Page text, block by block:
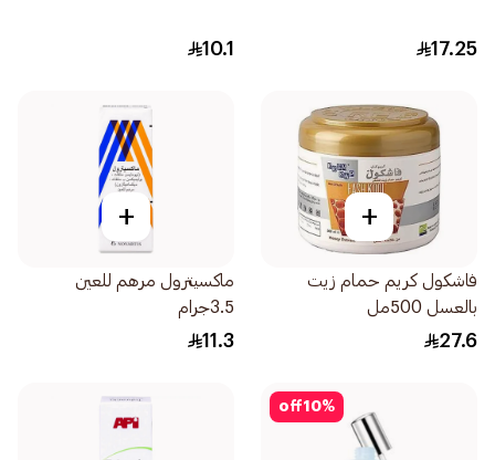
17.25
10.1
+
فاشكول كريم حمام زيت
بالعسل 500مل
27.6
+
ماكسيترول مرهم للعين
3.5جرام
11.3
10%
off